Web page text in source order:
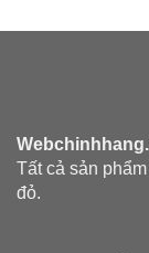
Tất cả sản
đỏ.